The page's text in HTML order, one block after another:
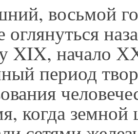
восьмой
XIX, начало
период
когда